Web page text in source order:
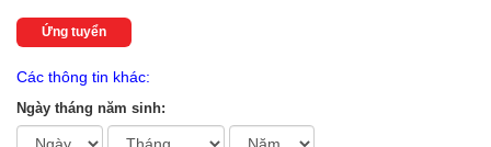
Ứng tuyển
Các thông tin khác:
Ngày tháng năm sinh: